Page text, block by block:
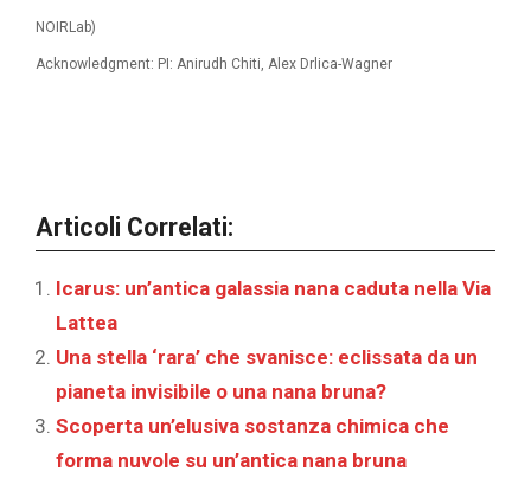
NOIRLab)
Acknowledgment: PI: Anirudh Chiti, Alex Drlica-Wagner
Articoli Correlati:
Icarus: un’antica galassia nana caduta nella Via
Lattea
Una stella ‘rara’ che svanisce: eclissata da un
pianeta invisibile o una nana bruna?
Scoperta un’elusiva sostanza chimica che
forma nuvole su un’antica nana bruna